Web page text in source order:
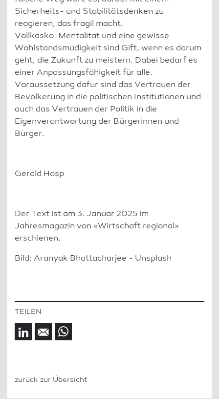
Sicherheits- und Stabilitätsdenken zu
reagieren, das fragil macht.
Vollkasko-Mentalität und eine gewisse
Wohlstandsmüdigkeit sind Gift, wenn es darum
geht, die Zukunft zu meistern. Dabei bedarf es
einer Anpassungsfähigkeit für alle.
Voraussetzung dafür sind das Vertrauen der
Bevölkerung in die politischen Institutionen und
auch das Vertrauen der Politik in die
Eigenverantwortung der Bürgerinnen und
Bürger.
Gerald Hosp
Der Text ist am 3. Januar 2025 im
Jahresmagazin von «Wirtschaft regional»
erschienen.
Bild: Aranyak Bhattacharjee - Unsplash
zurück zur Übersicht